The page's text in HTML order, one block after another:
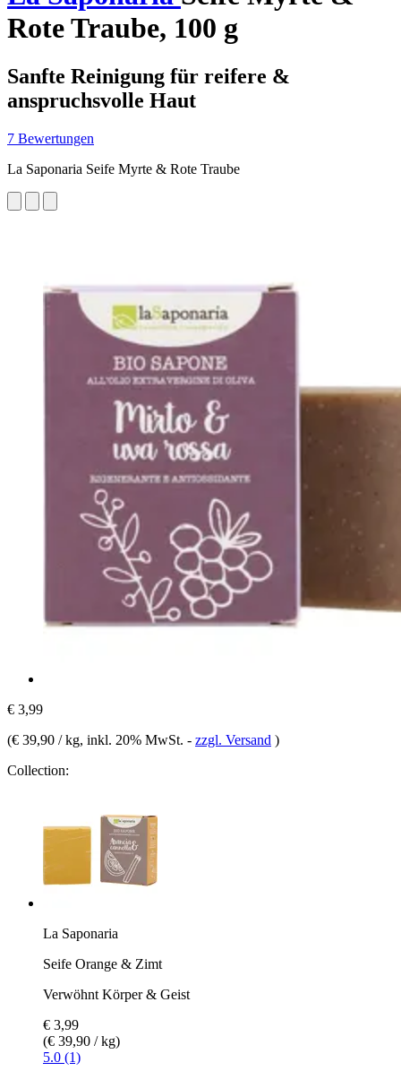
Rote Traube, 100 g
Sanfte Reinigung für reifere &
anspruchsvolle Haut
7 Bewertungen
La Saponaria Seife Myrte & Rote Traube
€ 3,99
(€ 39,90 / kg, inkl. 20% MwSt. - zzgl. Versand )
Collection:
La Saponaria
Seife Orange & Zimt
Verwöhnt Körper & Geist
€ 3,99
(€ 39,90 / kg)
5.0 (1)